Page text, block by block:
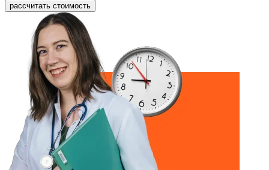
рассчитать стоимость